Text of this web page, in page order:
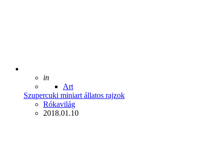
Posted
in
Art
Szupercuki miniart állatos rajzok
Posted
Rókavilág
2018.01.10